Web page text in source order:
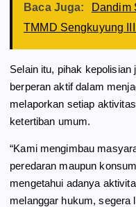
Baca Juga:
Dandim
TMMD Sengkuyung
Selain itu, pihak
berperan aktif dalam
melaporkan setiap
ketertiban umum.
“Kami mengimbau
peredaran maupun
mengetahui adanya
melanggar hukum, segera